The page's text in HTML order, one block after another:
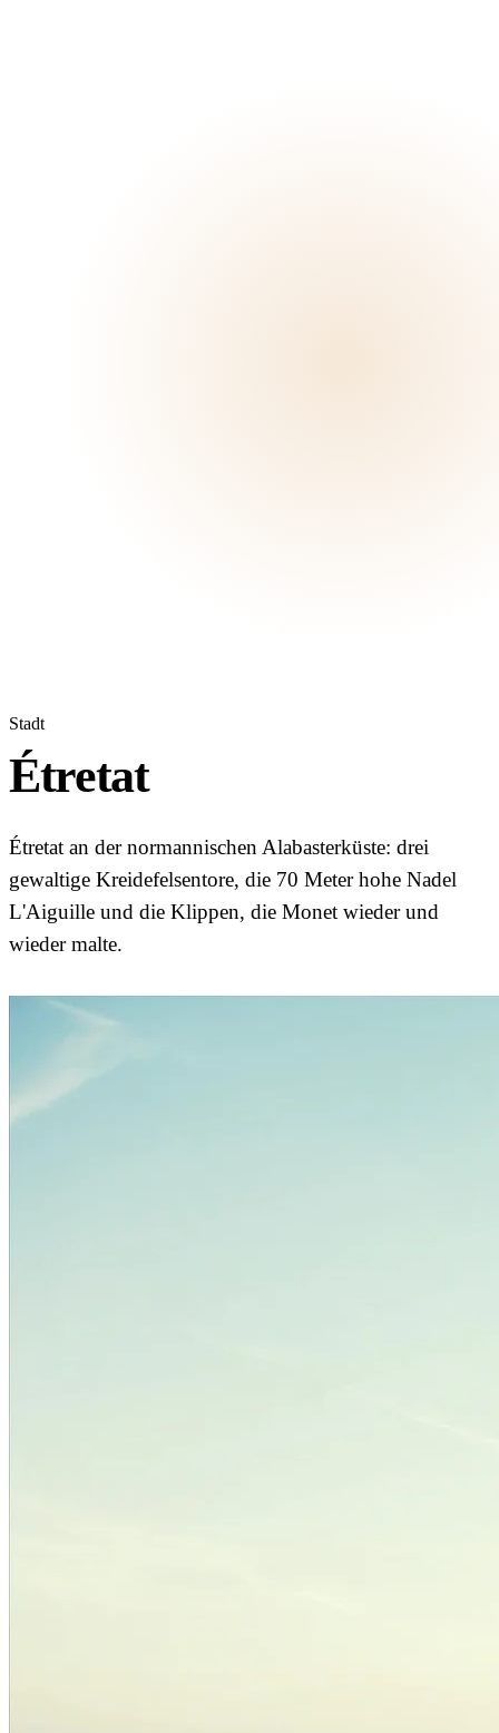
Stadt
Étretat
Étretat an der normannischen Alabasterküste: drei
gewaltige Kreidefelsentore, die 70 Meter hohe Nadel
L'Aiguille und die Klippen, die Monet wieder und
wieder malte.